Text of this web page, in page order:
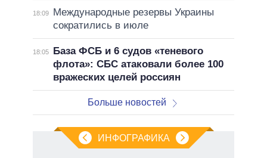
18:09
Международные резервы Украины
сократились в июле
18:05
База ФСБ и 6 судов «теневого
флота»: СБС атаковали более 100
вражеских целей россиян
Больше новостей
ИНФОГРАФИКА